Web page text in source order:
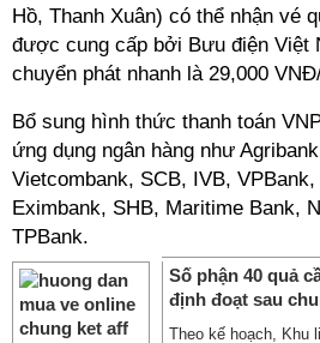
Hồ, Thanh Xuân) có thể nhận vé
được cung cấp bởi Bưu điện Việt
chuyển phát nhanh là 29,000
Bổ sung hình thức thanh toán
ứng dụng ngân hàng như
Vietcombank, SCB, IVB,
Eximbank, SHB, Maritime Bank,
TPBank.
Số phận 40 quả
định đoạt sau
Theo kế hoạch, Khu